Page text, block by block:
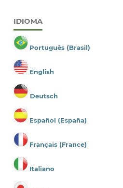
IDIOMA
Português (Brasil)
English
Deutsch
Español (España)
Français (France)
Italiano